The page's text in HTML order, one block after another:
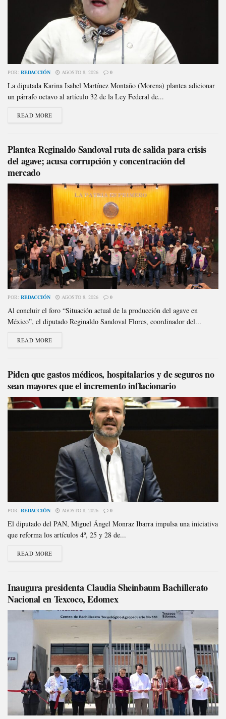
POR: REDACCIÓN AGOSTO 8, 2026 0
La diputada Karina Isabel Martínez Montaño (Morena) plantea adicionar
un párrafo octavo al artículo 32 de la Ley Federal de...
READ MORE
Plantea Reginaldo Sandoval ruta de salida para crisis
del agave; acusa corrupción y concentración del
mercado
POR: REDACCIÓN AGOSTO 8, 2026 0
Al concluir el foro “Situación actual de la producción del agave en
México”, el diputado Reginaldo Sandoval Flores, coordinador del...
READ MORE
Piden que gastos médicos, hospitalarios y de seguros no
sean mayores que el incremento inflacionario
POR: REDACCIÓN AGOSTO 8, 2026 0
El diputado del PAN, Miguel Ángel Monraz Ibarra impulsa una iniciativa
que reforma los artículos 4º, 25 y 28 de...
READ MORE
Inaugura presidenta Claudia Sheinbaum Bachillerato
Nacional en Texcoco, Edomex